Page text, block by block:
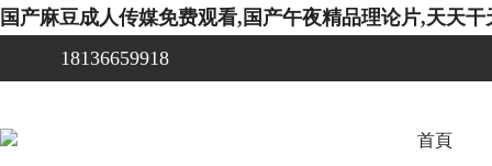
国产麻豆成人传媒免费观看,国产午夜精品理论片,天天
18136659918
首頁